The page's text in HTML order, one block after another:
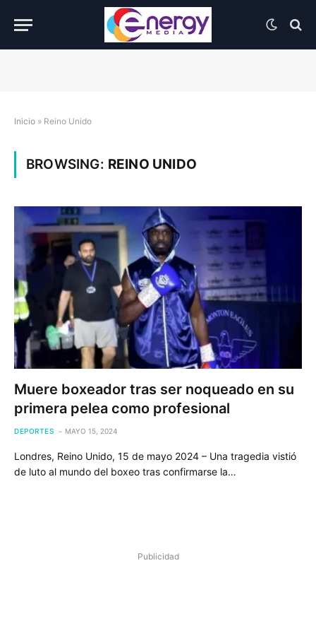
Inicio » Reino Unido
BROWSING: REINO UNIDO
Muere boxeador tras ser noqueado en su
primera pelea como profesional
DEPORTES MAYO 15, 2024
Londres, Reino Unido, 15 de mayo 2024 – Una tragedia vistió
de luto al mundo del boxeo tras confirmarse la…
Publicidad